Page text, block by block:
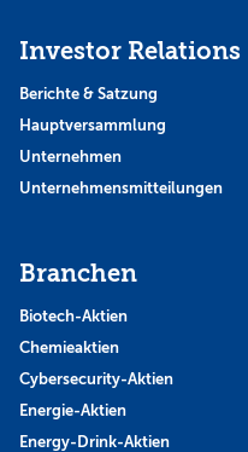
Investor Relations
Berichte & Satzung
Hauptversammlung
Unternehmen
Unternehmensmitteilungen
Branchen
Biotech-Aktien
Chemieaktien
Cybersecurity-Aktien
Energie-Aktien
Energy-Drink-Aktien